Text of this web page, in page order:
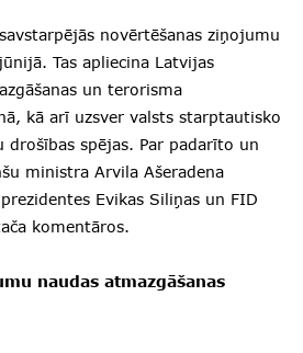
novērtēšanas ziņojumu
Tas apliecina Latvijas
un terorisma
kā arī uzsver valsts starptautisko
drošības spējas. Par padarīto un
ministra Arvila Ašeradena
Evikas Siliņas un FID
komentāros.
naudas atmazgāšanas